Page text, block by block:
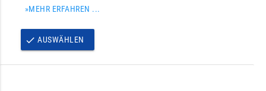
»MEHR ERFAHREN ...
done AUSWÄHLEN